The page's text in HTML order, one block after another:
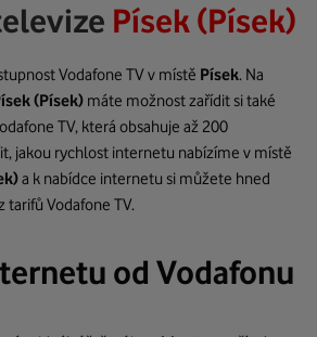
Písek (Písek)
Vodafone TV v místě Písek. Na
(Písek) máte možnost zařídit si také
TV, která obsahuje až 200
jakou rychlost internetu nabízíme v místě
a k nabídce internetu si můžete hned
Vodafone TV.
od Vodafonu